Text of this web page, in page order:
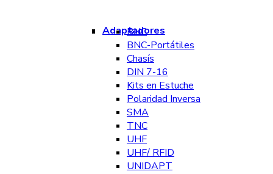
Adaptadores
BNC
BNC-Portátiles
Chasís
DIN 7-16
Kits en Estuche
Polaridad Inversa
SMA
TNC
UHF
UHF/ RFID
UNIDAPT